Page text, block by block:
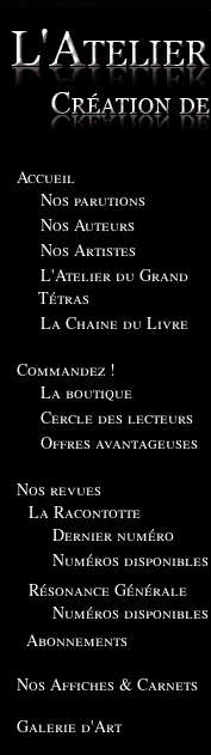
Accueil
Nos parutions
Nos Auteurs
Nos Artistes
L'Atelier du Grand
Tétras
La Chaine du Livre
Commandez !
La boutique
Cercle des lecteurs
Offres avantageuses
Nos revues
La Racontotte
Dernier numéro
Numéros disponibles
Résonance Générale
Numéros disponibles
Abonnements
Nos Affiches & Carnets
Galerie d'Art